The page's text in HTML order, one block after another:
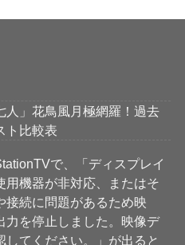
人」花鳥風月極網羅！過去
ト比較表
で、「ディスプレイ
用機器が非対応、またはそ
接続に問題があるため映
力を停止しました。映像デ
してください。」が出ると